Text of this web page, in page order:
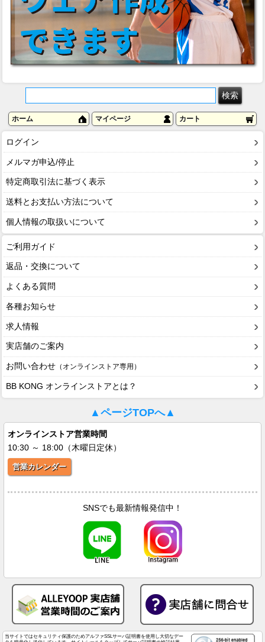
ホーム マイページ カート
ログイン
メルマガ申込/停止
特定商取引法に基づく表示
送料とお支払い方法について
個人情報の取扱いについて
ご利用ガイド
返品・交換について
よくある質問
各種お知らせ
求人情報
実店舗のご案内
お問い合わせ （オンラインストア専用）
BB KONG オンラインストアとは？
▲ページTOPへ▲
オンラインストア営業時間
10:30 ～ 18:00（木曜日定休）
営業カレンダー
SNSでも最新情報発信中！
当サイトではセキュリティ保護のためアルファSSLサーバ証明書を使用し大切なデー